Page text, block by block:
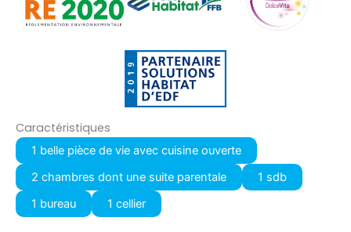
Caractéristiques
1 belle pièce de vie avec cuisine ouverte
2 chambres dont une suite parentale
1 sdb
1 bureau
1 cellier